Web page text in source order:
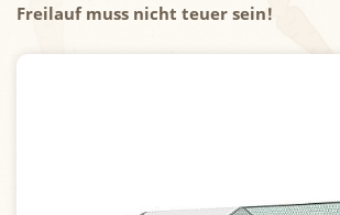
Freilauf muss nicht teuer sein!